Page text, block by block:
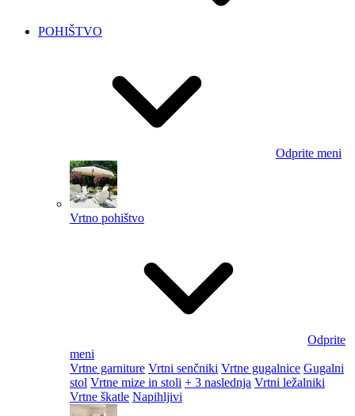
POHIŠTVO
Odprite meni
Vrtno pohištvo
Odprite
meni
Vrtne garniture Vrtni senčniki Vrtne gugalnice Gugalni
stol Vrtne mize in stoli + 3 naslednja Vrtni ležalniki
Vrtne škatle Napihljivi